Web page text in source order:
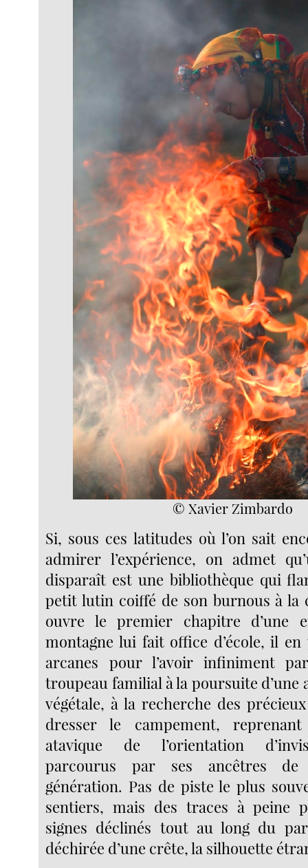
© Xavier Zimbardo
Si, sous ces latitudes où l’on sait
admirer l’expérience, on admet
disparaît est une bibliothèque qui
petit lutin coiffé de son burnous à la
ouvre le premier chapitre d’une
montagne lui fait office d’école, il
arcanes pour l’avoir infiniment
troupeau familial à la poursuite d’une
végétale, à la recherche des
dresser le campement,
atavique de l’orientation
parcourus par ses ancêtres de
génération. Pas de piste le plus
sentiers, mais des traces à peine
signes déclinés tout au long du
déchirée d’une crête, la silhouette